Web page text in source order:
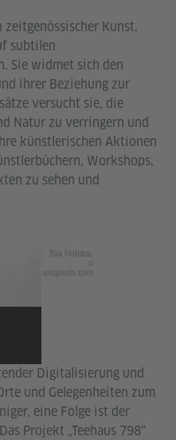
Kunst,
subtilen
Sie widmet sich den
ihrer Beziehung zur
versucht sie, die
Natur zu verringern und
künstlerischen Aktionen
Workshops,
zu sehen und
Toa Heftiba,
unsplash.com
Digitalisierung und
und Gelegenheiten zum
eine Folge ist der
Projekt „Teehaus 798“